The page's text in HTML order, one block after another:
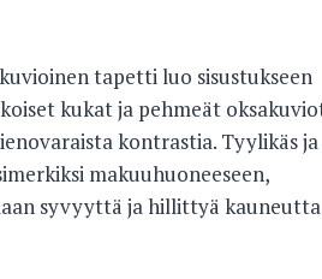
tapetti luo sisustukseen
kukat ja pehmeät
kontrastia. Tyylikäs ja
makuuhuoneeseen,
syvyyttä ja hillittyä